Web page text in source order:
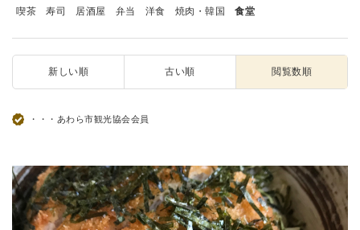
喫茶
寿司 居酒屋 弁当 洋食 焼肉・韓国 食堂
新しい順 古い順 閲覧数順
・・・あわら市観光協会会員